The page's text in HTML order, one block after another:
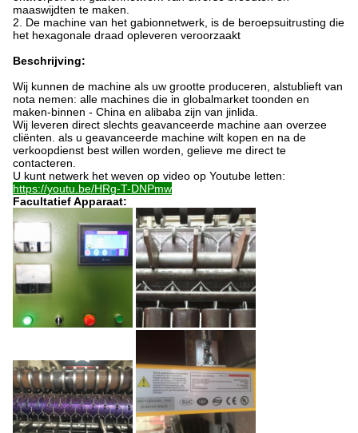
maaswijdten te maken.
2. De machine van het gabionnetwerk, is de beroepsuitrusting die
het hexagonale draad opleveren veroorzaakt
Beschrijving:
Wij kunnen de machine als uw grootte produceren, alstublieft van
nota nemen: alle machines die in globalmarket toonden en
maken-binnen - China en alibaba zijn van jinlida.
Wij leveren direct slechts geavanceerde machine aan overzee
cliënten. als u geavanceerde machine wilt kopen en na de
verkoopdienst best willen worden, gelieve me direct te
contacteren.
U kunt netwerk het weven op video op Youtube letten:
https://youtu.be/HRg-T-DNPmw
Facultatief Apparaat: